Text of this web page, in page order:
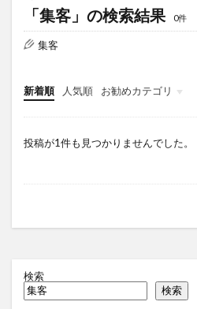
「集客」の検索結果 0件
集客
新着順 人気順 お勧めカテゴリ
after_paragraph
message
php
投稿が1件も見つかりませんでした。
検索
検索